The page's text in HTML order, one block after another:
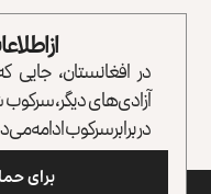
از
در افغانستان، جایی
آزادی‌های دیگر،
در برابر سرکوب ادامه
برای